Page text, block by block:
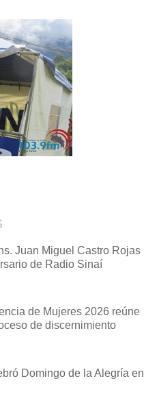
Juan Miguel Castro Rojas
de Radio Sinaí
de Mujeres 2026 reúne
de discernimiento
Domingo de la Alegría en